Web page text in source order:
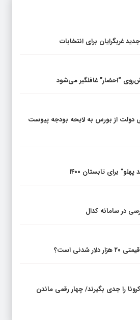
غربگرایان برای انتخابات
“احضار” غافلگیر می‌شود
حمایتی دولت از بورس به لایحه بودجه پیوست
برای تابستان ۱۴۰۰
است؟
را جدی بگیرند/ چهار رقمی ماندن